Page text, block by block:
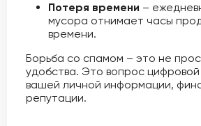
Потеря времени –
мусора отнимает часы
времени.
Борьба со спамом – это не
удобства. Это вопрос
вашей личной информации,
репутации.